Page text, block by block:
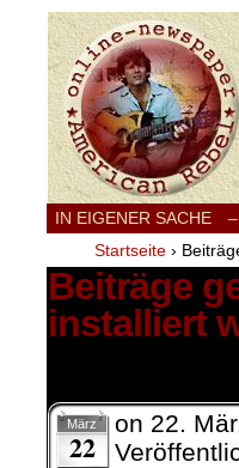
IN EIGENER SACHE –
Startseite ›
Beiträge
installiert
März
22
on 22.